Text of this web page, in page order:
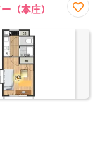
（本庄）
に入